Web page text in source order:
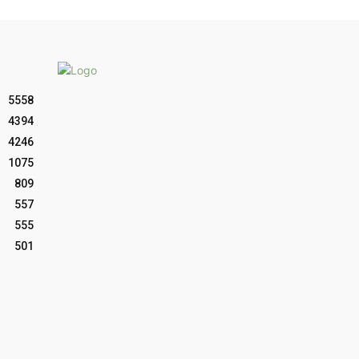
5558
4394
4246
1075
809
557
555
501